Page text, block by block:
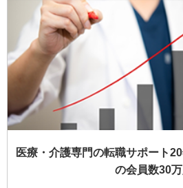
医療・介護専門の転職サポート
の会員数30